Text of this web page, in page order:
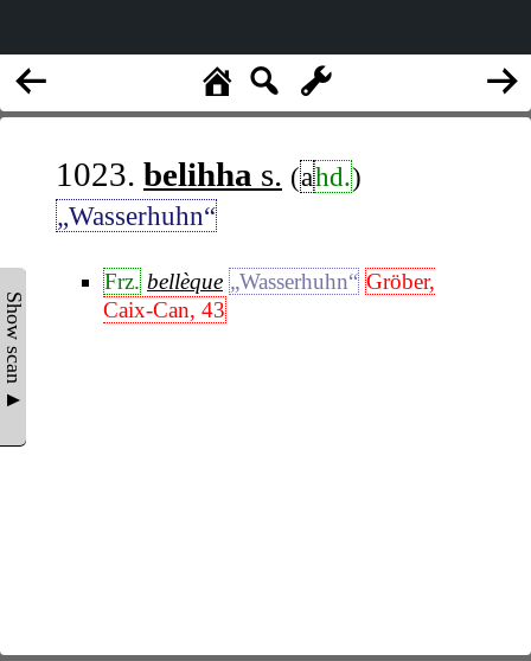
Show scan ▲
1023. belihha s. (ahd.)
„Wasserhuhn“
Frz. bellèque „Wasserhuhn“ Gröber,
Caix-Can, 43